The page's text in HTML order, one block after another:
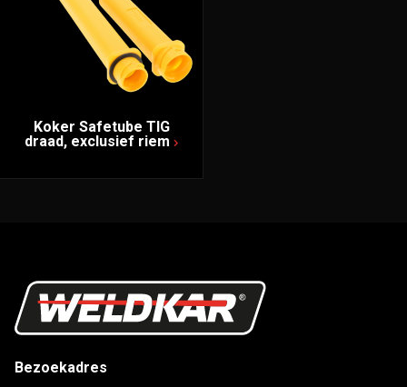
Koker Safetube TIG
draad, exclusief riem
Bezoekadres